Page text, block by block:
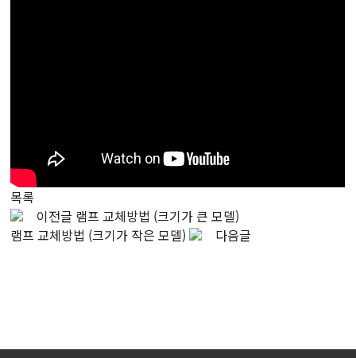
목록
이전글 램프 교체방법 (크기가 큰 모델)
램프 교체방법 (크기가 작은 모델)
다음글